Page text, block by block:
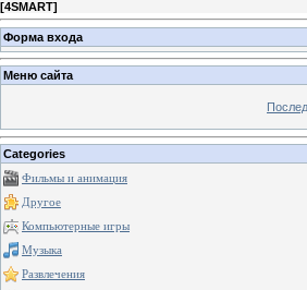
[4SMART]
Форма входа
Меню сайта
Categories
Фильмы и анимация
Другое
Компьютерные игры
Музыка
Развлечения